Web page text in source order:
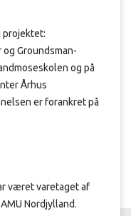
projektet:
Groundsman-
og på
Århus
er forankret på
været varetaget af
Nordjylland.